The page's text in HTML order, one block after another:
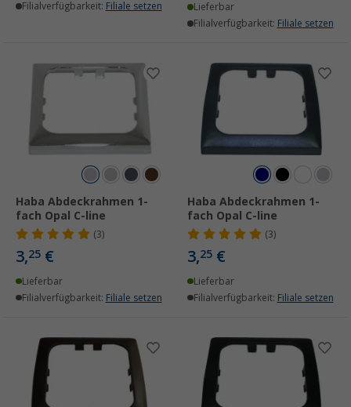
Filialverfügbarkeit: Filiale setzen
Lieferbar
Filialverfügbarkeit: Filiale setzen
Haba Abdeckrahmen 1-
fach Opal C-line
(3)
3,25 €
Lieferbar
Filialverfügbarkeit: Filiale setzen
Haba Abdeckrahmen 1-
fach Opal C-line
(3)
3,25 €
Lieferbar
Filialverfügbarkeit: Filiale setzen